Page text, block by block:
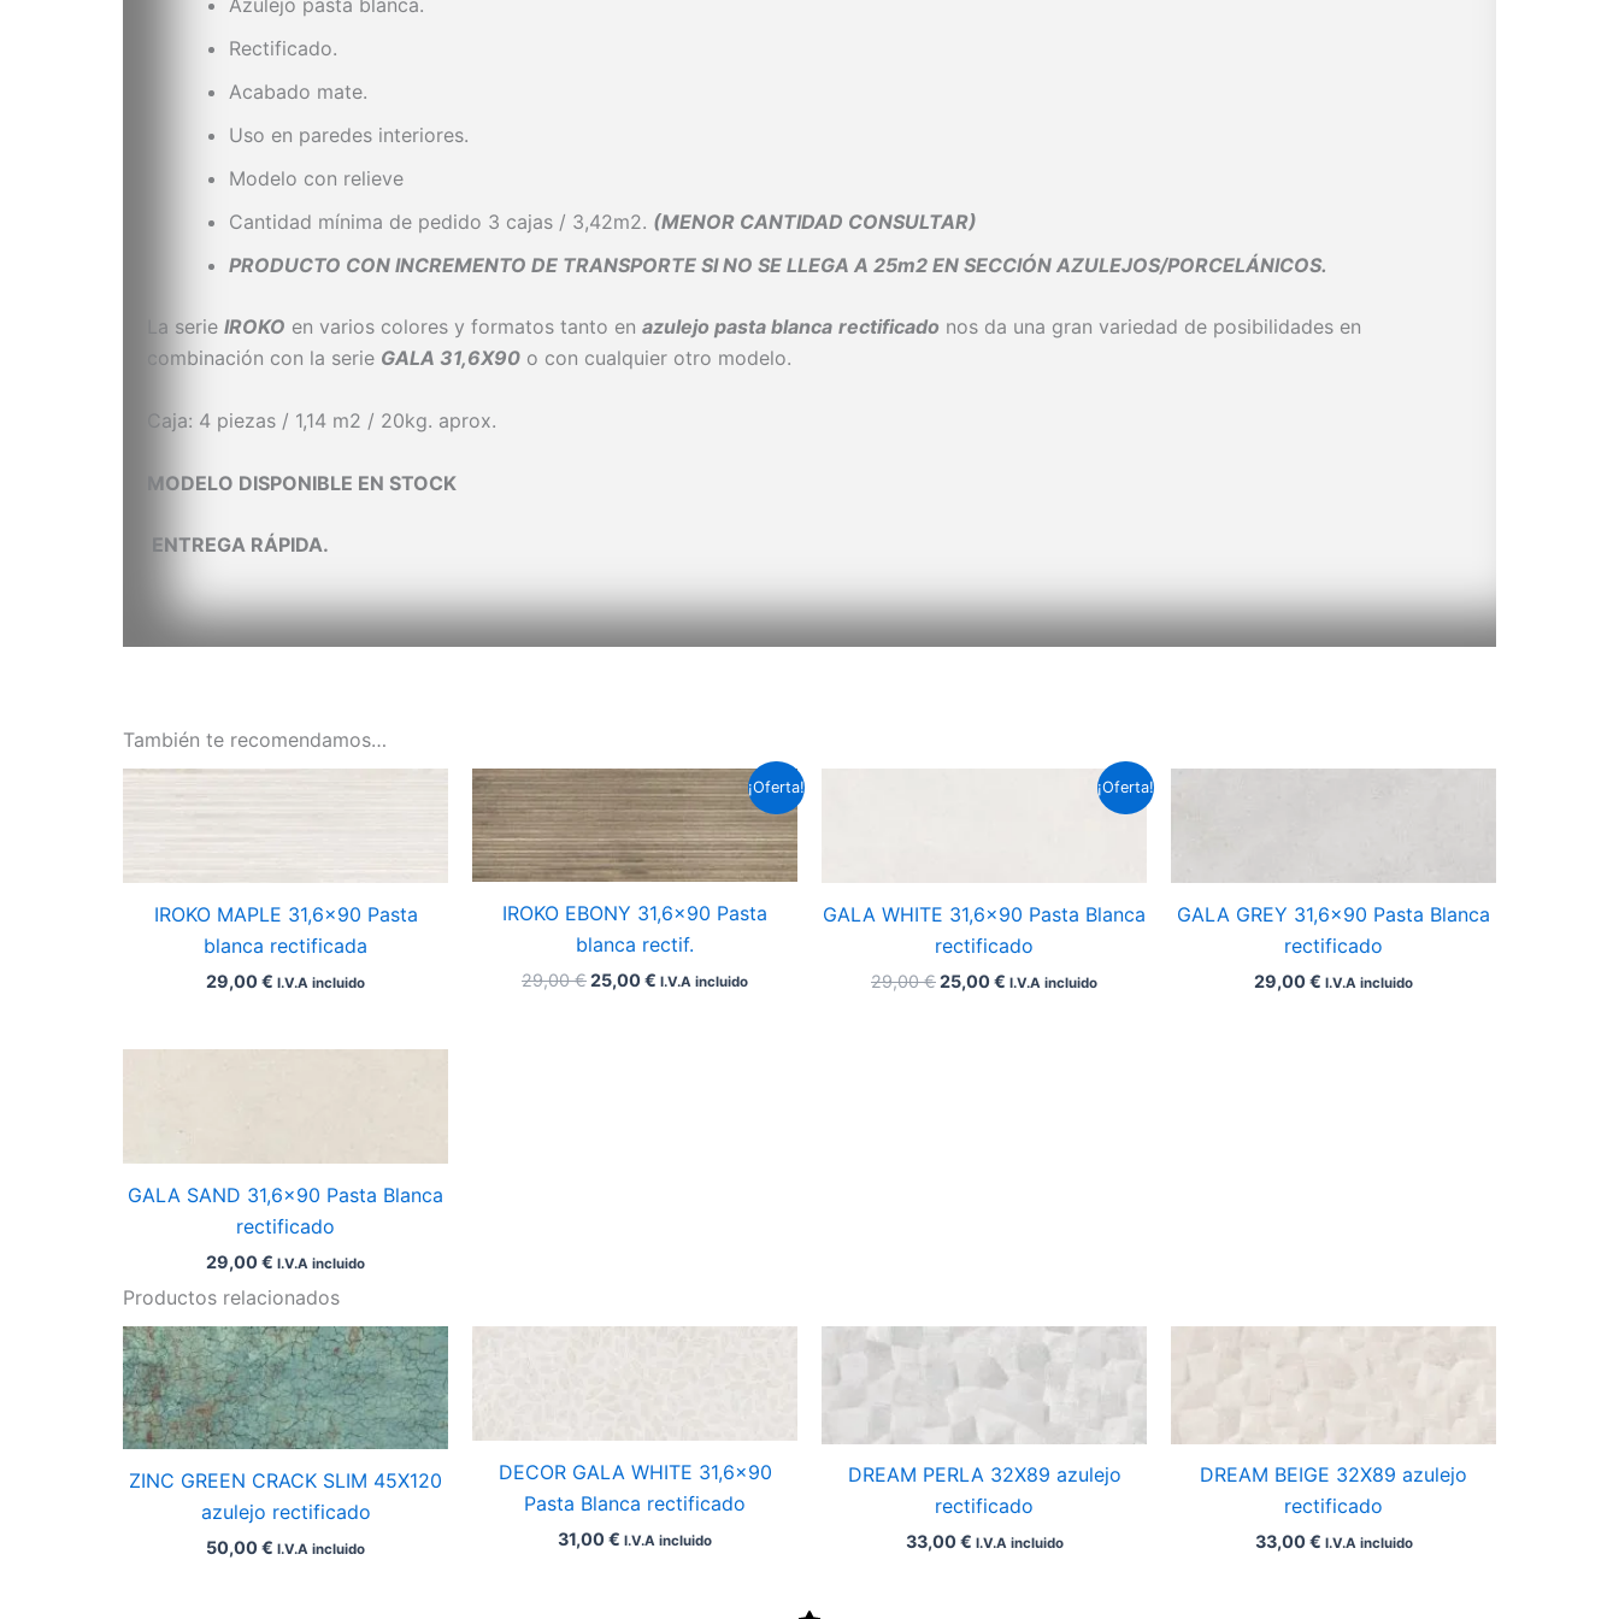
Azulejo pasta blanca.
Rectificado.
Acabado mate.
Uso en paredes interiores.
Modelo con relieve
Cantidad mínima de pedido 3 cajas / 3,42m2. (MENOR CANTIDAD CONSULTAR)
PRODUCTO CON INCREMENTO DE TRANSPORTE SI NO SE LLEGA A 25m2 EN SECCIÓN AZULEJOS/PORCELÁNICOS.
La serie IROKO en varios colores y formatos tanto en azulejo pasta blanca rectificado nos da una gran variedad de posibilidades en
combinación con la serie GALA 31,6X90 o con cualquier otro modelo.
Caja: 4 piezas / 1,14 m2 / 20kg. aprox.
MODELO DISPONIBLE EN STOCK
ENTREGA RÁPIDA.
También te recomendamos…
IROKO MAPLE 31,6×90 Pasta
blanca rectificada
29,00€ I.V.A incluido
¡Oferta!
IROKO EBONY 31,6×90 Pasta
blanca rectif.
29,00€
El
precio
original
era:
29,00 €.
25,00€
El
precio
actual
es:
25,00 €.
I.V.A incluido
¡Oferta!
GALA WHITE 31,6×90 Pasta Blanca
rectificado
29,00€25,00€ I.V.A incluido
GALA GREY 31,6×90 Pasta Blanca
rectificado
29,00€ I.V.A incluido
GALA SAND 31,6×90 Pasta Blanca
rectificado
29,00€ I.V.A incluido
Productos relacionados
ZINC GREEN CRACK SLIM 45X120
azulejo rectificado
50,00€ I.V.A incluido
DECOR GALA WHITE 31,6×90
Pasta Blanca rectificado
31,00€ I.V.A incluido
DREAM PERLA 32X89 azulejo
rectificado
33,00€ I.V.A incluido
DREAM BEIGE 32X89 azulejo
rectificado
33,00€ I.V.A incluido